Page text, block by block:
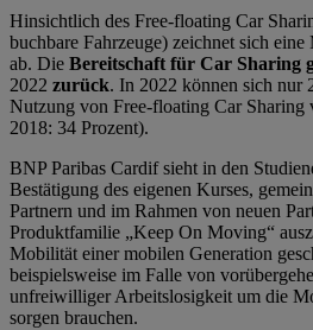
Hinsichtlich des Free-floating Car
buchbare Fahrzeuge) zeichnet sich
ab. Die Bereitschaft für Car Sharing
2022 zurück. In 2022 können sich nur
Nutzung von Free-floating Car Sharing
2018: 34 Prozent).
BNP Paribas Cardif sieht in den
Bestätigung des eigenen Kurses,
Partnern und im Rahmen von neuen
Produktfamilie „Keep On Moving“
Mobilität einer mobilen Generation
beispielsweise im Falle von
unfreiwilliger Arbeitslosigkeit um die
sorgen brauchen.